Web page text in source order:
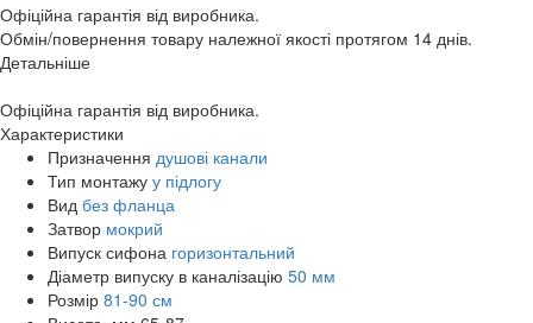
Офіційна гарантія від виробника.
Обмін/повернення товару належної якості протягом 14 днів.
Детальніше
Офіційна гарантія від виробника.
Характеристики
Призначення душові канали
Тип монтажу у підлогу
Вид без фланца
Затвор мокрий
Випуск сифона горизонтальний
Діаметр випуску в каналізацію 50 мм
Розмір 81-90 см